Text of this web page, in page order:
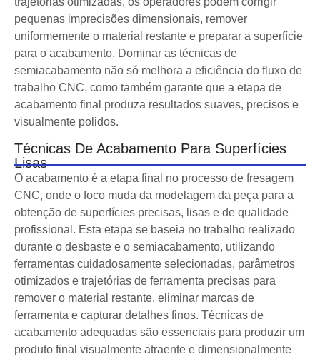
pequenas imprecisões dimensionais, remover
uniformemente o material restante e preparar a superfície
para o acabamento. Dominar as técnicas de
semiacabamento não só melhora a eficiência do fluxo de
trabalho CNC, como também garante que a etapa de
acabamento final produza resultados suaves, precisos e
visualmente polidos.
Técnicas De Acabamento Para Superfícies
Lisas
O acabamento é a etapa final no processo de fresagem
CNC, onde o foco muda da modelagem da peça para a
obtenção de superfícies precisas, lisas e de qualidade
profissional. Esta etapa se baseia no trabalho realizado
durante o desbaste e o semiacabamento, utilizando
ferramentas cuidadosamente selecionadas, parâmetros
otimizados e trajetórias de ferramenta precisas para
remover o material restante, eliminar marcas de
ferramenta e capturar detalhes finos. Técnicas de
acabamento adequadas são essenciais para produzir um
produto final visualmente atraente e dimensionalmente